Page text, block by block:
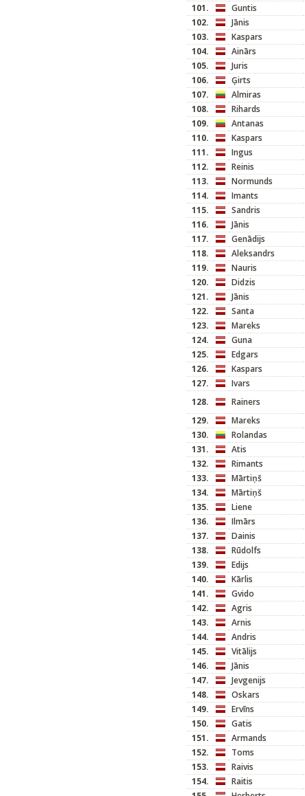
101.
Guntis
102.
Jānis
103.
Kaspars
104.
Ainārs
105.
Juris
106.
Ģirts
107.
Almiras
108.
Rihards
109.
Antanas
110.
Kaspars
111.
Ingus
112.
Reinis
113.
Normunds
114.
Imants
115.
Sandris
116.
Jānis
117.
Genādijs
118.
Aleksandrs
119.
Nauris
120.
Didzis
121.
Jānis
122.
Santa
123.
Mareks
124.
Guna
125.
Edgars
126.
Kaspars
127.
Ivars
128.
Rainers
129.
Mareks
130.
Rolandas
131.
Atis
132.
Rimants
133.
Mārtiņš
134.
Mārtiņš
135.
Liene
136.
Ilmārs
137.
Dainis
138.
Rūdolfs
139.
Edijs
140.
Kārlis
141.
Gvido
142.
Agris
143.
Arnis
144.
Andris
145.
Vitālijs
146.
Jānis
147.
Jevgenijs
148.
Oskars
149.
Ervīns
150.
Gatis
151.
Armands
152.
Toms
153.
Raivis
154.
Raitis